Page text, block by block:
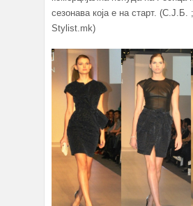
сезонава која е на старт. (С.Ј.Б.
Stylist.mk)